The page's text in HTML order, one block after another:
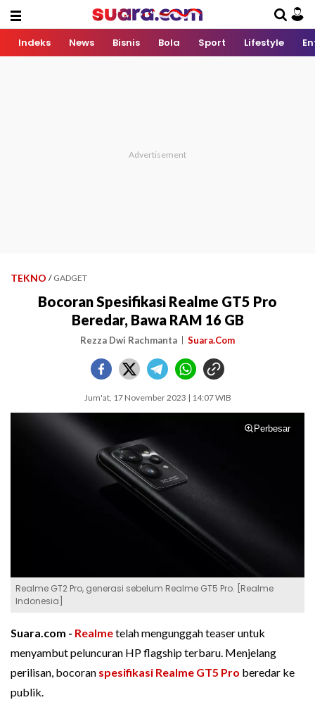
Indeks News Bisnis Bola Sport Lifestyle
TEKNO / GADGET
Bocoran Spesifikasi Realme GT5 Pro
Beredar, Bawa RAM 16 GB
Rezza Dwi Rachmanta Suara.Com
Jum'at, 17 November 2023 | 14:07 WIB
Perbesar
Realme GT2 Pro, generasi sebelum Realme GT5 Pro. [Realme
Indonesia]
Suara.com - Realmetelah mengunggah teaser untuk
menyambut peluncuran HP flagship terbaru. Menjelang
perilisan, bocoran spesifikasi Realme GT5 Pro beredar ke
publik.